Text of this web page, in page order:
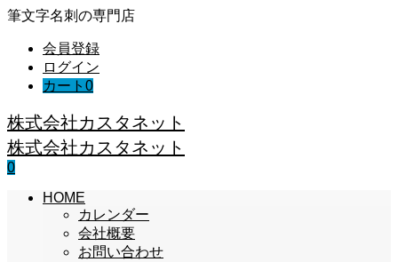
筆文字名刺の専門店
会員登録
ログイン
カート 0
株式会社カスタネット
株式会社カスタネット
0
HOME
カレンダー
会社概要
お問い合わせ